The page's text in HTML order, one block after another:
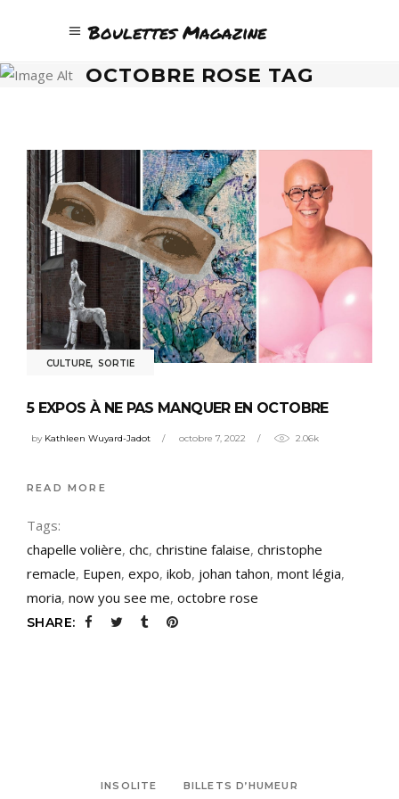
Boulettes Magazine
OCTOBRE ROSE TAG
CULTURE, SORTIE
5 EXPOS À NE PAS MANQUER EN OCTOBRE
by Kathleen Wuyard-Jadot octobre 7, 2022 2.06k
READ MORE
Tags:
chapelle volière, chc, christine falaise, christophe
remacle, Eupen, expo, ikob, johan tahon, mont légia,
moria, now you see me, octobre rose
SHARE:
INSOLITE BILLETS D’HUMEUR